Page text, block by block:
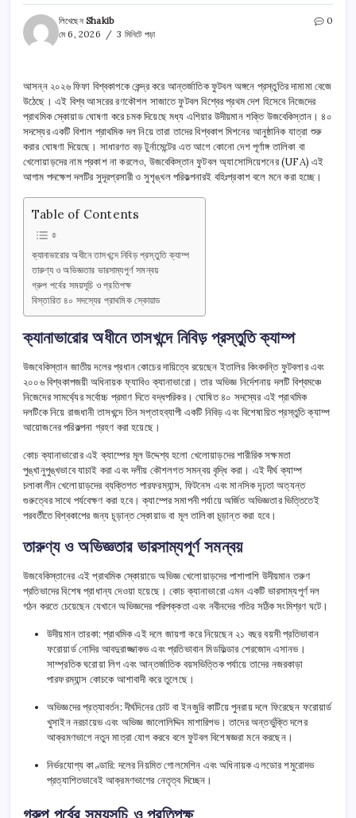
লিখেছেন Shakib
মে 6, 2026
3 মিনিটে পড়া
0
আসন্ন ২০২৬ ফিফা বিশ্বকাপকে কেন্দ্র করে আন্তর্জাতিক ফুটবল অঙ্গনে প্রস্তুতির দামামা বেজে
উঠেছে। এই বিশ্ব আসরের রণকৌশল সাজাতে ফুটবল বিশ্বের প্রথম দেশ হিসেবে নিজেদের
প্রাথমিক স্কোয়াড ঘোষণা করে চমক দিয়েছে মধ্য এশিয়ার উদীয়মান শক্তি উজবেকিস্তান। ৪০
সদস্যের একটি বিশাল প্রাথমিক দল নিয়ে তারা তাদের বিশ্বকাপ মিশনের আনুষ্ঠানিক যাত্রা শুরু
করার ঘোষণা দিয়েছে। সাধারণত বড় টুর্নামেন্টের এত আগে কোনো দেশ পূর্ণাঙ্গ তালিকা বা
খেলোয়াড়দের নাম প্রকাশ না করলেও, উজবেকিস্তান ফুটবল অ্যাসোসিয়েশনের (UFA) এই
আগাম পদক্ষেপ দলটির সুদূরপ্রসারী ও সুশৃঙ্খল পরিকল্পনারই বহিঃপ্রকাশ বলে মনে করা হচ্ছে।
Table of Contents
ক্যানাভারোর অধীনে তাসখন্দে নিবিড় প্রস্তুতি ক্যাম্প
তারুণ্য ও অভিজ্ঞতার ভারসাম্যপূর্ণ সমন্বয়
গ্রুপ পর্বের সময়সূচি ও প্রতিপক্ষ
বিস্তারিত ৪০ সদস্যের প্রাথমিক স্কোয়াড
ক্যানাভারোর অধীনে তাসখন্দে নিবিড় প্রস্তুতি ক্যাম্প
উজবেকিস্তান জাতীয় দলের প্রধান কোচের দায়িত্বে রয়েছেন ইতালির কিংবদন্তি ফুটবলার এবং
২০০৬ বিশ্বকাপজয়ী অধিনায়ক ফ্যাবিও ক্যানাভারো। তার অভিজ্ঞ নির্দেশনায় দলটি বিশ্বমঞ্চে
নিজেদের সামর্থ্যের সর্বোচ্চ প্রমাণ দিতে বদ্ধপরিকর। ঘোষিত ৪০ সদস্যের এই প্রাথমিক
দলটিকে নিয়ে রাজধানী তাসখন্দে তিন সপ্তাহব্যাপী একটি নিবিড় এবং বিশেষায়িত প্রস্তুতি ক্যাম্প
আয়োজনের পরিকল্পনা গ্রহণ করা হয়েছে।
কোচ ক্যানাভারোর এই ক্যাম্পের মূল উদ্দেশ্য হলো খেলোয়াড়দের শারীরিক সক্ষমতা
পুঙ্খানুপুঙ্খভাবে যাচাই করা এবং দলীয় কৌশলগত সমন্বয় বৃদ্ধি করা। এই দীর্ঘ ক্যাম্প
চলাকালীন খেলোয়াড়দের ব্যক্তিগত পারফরম্যান্স, ফিটনেস এবং মানসিক দৃঢ়তা অত্যন্ত
গুরুত্বের সাথে পর্যবেক্ষণ করা হবে। ক্যাম্পের সমাপনী পর্যায়ে অর্জিত অভিজ্ঞতার ভিত্তিতেই
পরবর্তীতে বিশ্বকাপের জন্য চূড়ান্ত স্কোয়াড বা মূল তালিকা চূড়ান্ত করা হবে।
তারুণ্য ও অভিজ্ঞতার ভারসাম্যপূর্ণ সমন্বয়
উজবেকিস্তানের এই প্রাথমিক স্কোয়াডে অভিজ্ঞ খেলোয়াড়দের পাশাপাশি উদীয়মান তরুণ
প্রতিভাদের বিশেষ প্রাধান্য দেওয়া হয়েছে। কোচ ক্যানাভারো এমন একটি ভারসাম্যপূর্ণ দল
গঠন করতে চেয়েছেন যেখানে অভিজ্ঞদের পরিপক্কতা এবং নবীনদের গতির সঠিক সংমিশ্রণ ঘটে।
উদীয়মান তারকা: প্রাথমিক এই দলে জায়গা করে নিয়েছেন ২১ বছর বয়সী প্রতিভাবান
ফরোয়ার্ড নোদির আবদুরাজ্জাকভ এবং প্রতিভাবান মিডফিল্ডার শেরজোদ এসানভ।
সাম্প্রতিক ঘরোয়া লিগ এবং আন্তর্জাতিক বয়সভিত্তিক পর্যায়ে তাদের নজরকাড়া
পারফরম্যান্স কোচকে আশাবাদী করে তুলেছে।
অভিজ্ঞদের প্রত্যাবর্তন: দীর্ঘদিনের চোট বা ইনজুরি কাটিয়ে পুনরায় দলে ফিরেছেন ফরোয়ার্ড
খুসাইন নরচায়েভ এবং অভিজ্ঞ জালোলিদ্দিন মাশারিপভ। তাদের অন্তর্ভুক্তি দলের
আক্রমণভাগে নতুন মাত্রা যোগ করবে বলে ফুটবল বিশেষজ্ঞরা মনে করছেন।
নির্ভরযোগ্য কাণ্ডারি: দলের নিয়মিত গোলমেশিন এবং অধিনায়ক এলডোর শমুরোদভ
প্রত্যাশিতভাবেই আক্রমণভাগের নেতৃত্ব দিচ্ছেন।